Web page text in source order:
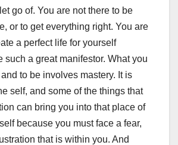
go of. You are not there to be
or to get everything right. You are
a perfect life for yourself
such a great manifestor. What you
to be involves mastery. It is
self, and some of the things that
can bring you into that place of
because you must face a fear,
that is within you. And